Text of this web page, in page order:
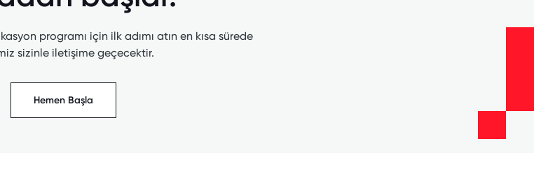
programı için ilk adımı atın en kısa sürede
sizinle iletişime geçecektir.
Hemen Başla